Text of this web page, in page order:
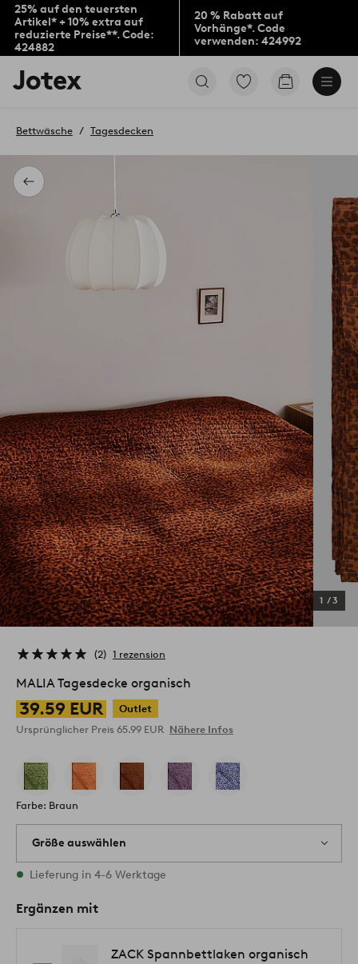
25% auf den teuersten
Artikel* + 10% extra auf
reduzierte Preise**. Code:
424882
20 % Rabatt auf
Vorhänge*. Code
verwenden: 424992
Jotex-
Logo
Startseite
Zu
Produkten
Zum
Zurück
Bettwäsche Tagesdecken
1 /3
2 1 rezension
MALIA Tagesdecke organisch
39.59 EUR
Outlet
Ursprünglicher Preis 65.99 EUR Nähere Infos
Farbe: Braun
Größe auswählen
Alle Größen vorrätig
Lieferung in 4-6 Werktage
Ergänzen mit
ZACK Spannbettlaken organisch